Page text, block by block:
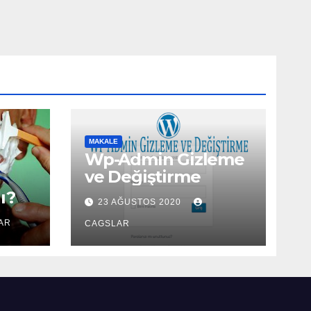
MAKALE
Wp-Admin Gizleme
ve Değiştirme
23 AĞUSTOS 2020
CAGSLAR